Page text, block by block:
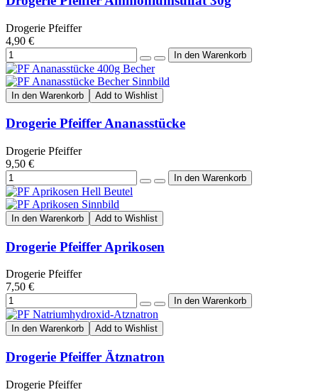
Drogerie Pfeiffer
4,90 €
In den Warenkorb Add to Wishlist
Drogerie Pfeiffer Ananasstücke
Drogerie Pfeiffer
9,50 €
In den Warenkorb Add to Wishlist
Drogerie Pfeiffer Aprikosen
Drogerie Pfeiffer
7,50 €
In den Warenkorb Add to Wishlist
Drogerie Pfeiffer Ätznatron
Drogerie Pfeiffer